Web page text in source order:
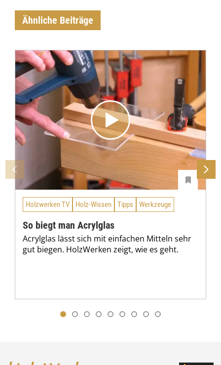
Ähnliche Beiträge
Holzwerken TV Holz-Wissen Tipps Werkzeuge
So biegt man Acrylglas
Acrylglas lässt sich mit einfachen Mitteln sehr
gut biegen. HolzWerken zeigt, wie es geht.